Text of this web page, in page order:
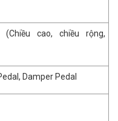
(Chiều cao, chiều rộng,
Damper Pedal